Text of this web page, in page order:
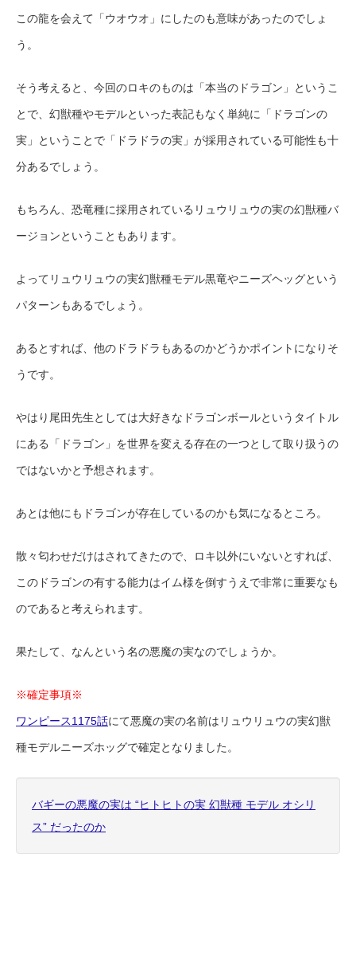
この龍を会えて「ウオウオ」にしたのも意味があったのでしょ
う。
そう考えると、今回のロキのものは「本当のドラゴン」というこ
とで、幻獣種やモデルといった表記もなく単純に「ドラゴンの
実」ということで「ドラドラの実」が採用されている可能性も十
分あるでしょう。
もちろん、恐竜種に採用されているリュウリュウの実の幻獣種バ
ージョンということもあります。
よってリュウリュウの実幻獣種モデル黒竜やニーズヘッグという
パターンもあるでしょう。
あるとすれば、他のドラドラもあるのかどうかポイントになりそ
うです。
やはり尾田先生としては大好きなドラゴンボールというタイトル
にある「ドラゴン」を世界を変える存在の一つとして取り扱うの
ではないかと予想されます。
あとは他にもドラゴンが存在しているのかも気になるところ。
散々匂わせだけはされてきたので、ロキ以外にいないとすれば、
このドラゴンの有する能力はイム様を倒すうえで非常に重要なも
のであると考えられます。
果たして、なんという名の悪魔の実なのでしょうか。
※確定事項※
ワンピース1175話にて悪魔の実の名前はリュウリュウの実幻獣
種モデルニーズホッグで確定となりました。
バギーの悪魔の実は “ヒトヒトの実 幻獣種 モデル オシリ
ス” だったのか